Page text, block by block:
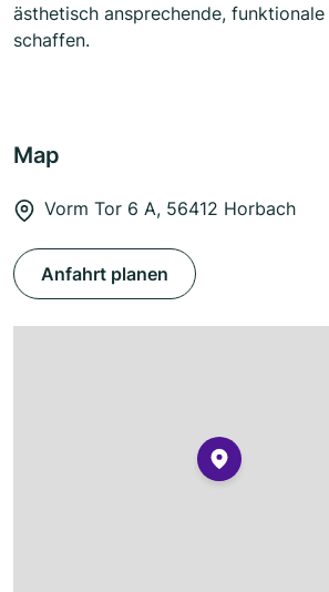
ästhetisch ansprechende, funktionale
schaffen.
Map
Vorm Tor 6 A, 56412 Horbach
Anfahrt planen